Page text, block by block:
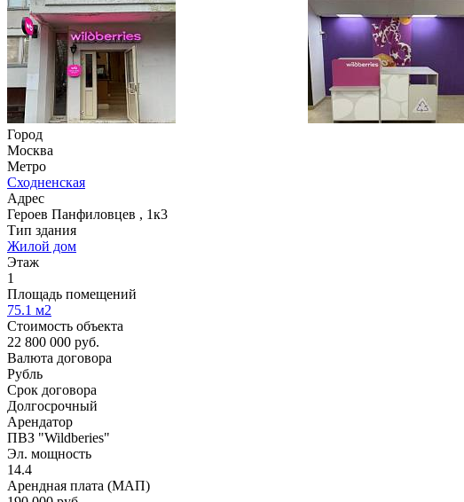
Город
Москва
Метро
Сходненская
Адрес
Героев Панфиловцев , 1к3
Тип здания
Жилой дом
Этаж
1
Площадь помещений
75.1 м2
Стоимость объекта
22 800 000 руб.
Валюта договора
Рубль
Срок договора
Долгосрочный
Арендатор
ПВЗ "Wildberies"
Эл. мощность
14.4
Арендная плата (МАП)